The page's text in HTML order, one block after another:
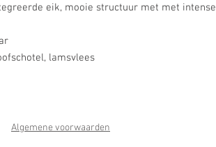
eik, mooie structuur met met intense
lamsvlees
Algemene voorwaarden